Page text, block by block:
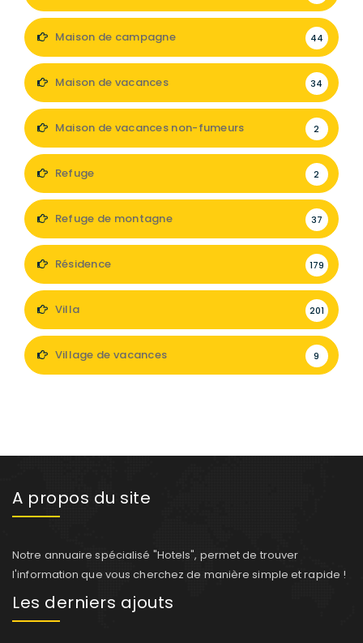
Maison de campagne 44
Maison de vacances 34
Maison de vacances non-fumeurs 2
Refuge 2
Refuge de montagne 37
Résidence 179
Villa 201
Village de vacances 9
A propos du site
Notre annuaire spécialisé "Hotels", permet de trouver
l'information que vous cherchez de manière simple et rapide !
Les derniers ajouts